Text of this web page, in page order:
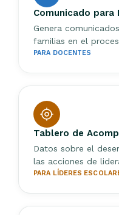
Comunicado para
Genera
familias en el
PARA DOCENTES
Tablero de
Datos sobre el
las acciones de
PARA LÍDERES